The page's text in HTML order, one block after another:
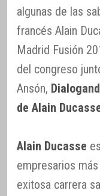
algunas de las
francés Alain
Madrid Fusión
del congreso
Ansón,
de Alain
Alain Ducasse
empresarios
exitosa carrera